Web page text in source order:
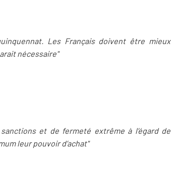
Les Français doivent être mieux
nécessaire"
et de fermeté extrême à l’égard de
leur pouvoir d’achat"